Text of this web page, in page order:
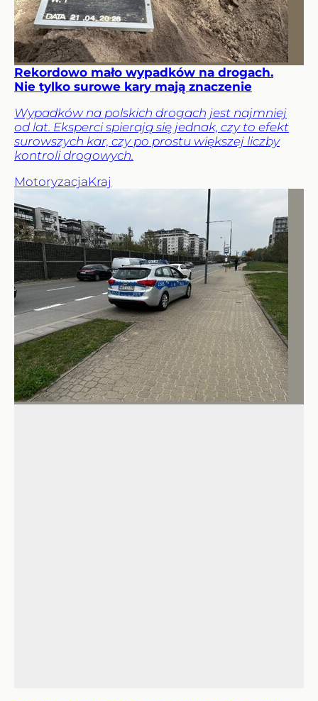
Rekordowo mało wypadków na drogach.
Nie tylko surowe kary mają znaczenie
Wypadków na polskich drogach jest najmniej
od lat. Eksperci spierają się jednak, czy to efekt
surowszych kar, czy po prostu większej liczby
kontroli drogowych.
MotoryzacjaKraj